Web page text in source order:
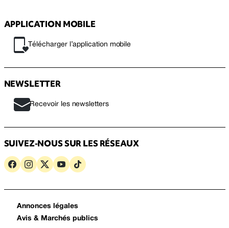
APPLICATION MOBILE
Télécharger l’application mobile
NEWSLETTER
Recevoir les newsletters
SUIVEZ-NOUS SUR LES RÉSEAUX
Annonces légales
Avis & Marchés publics